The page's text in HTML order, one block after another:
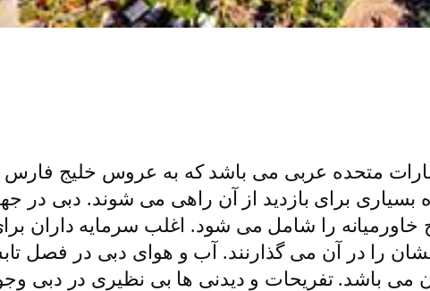
متحده عربی می باشد که به عروس خلیج فارس
برای بازدید از آن راهی می شوند. دبی در
خاورمیانه را شامل می شود. اغلب سرمایه داران
را در آن می گذارنند. آب و هوای دبی در فصل
باشد. تفریحات و دیدنی ‌ها بی نظیری در دبی وجود